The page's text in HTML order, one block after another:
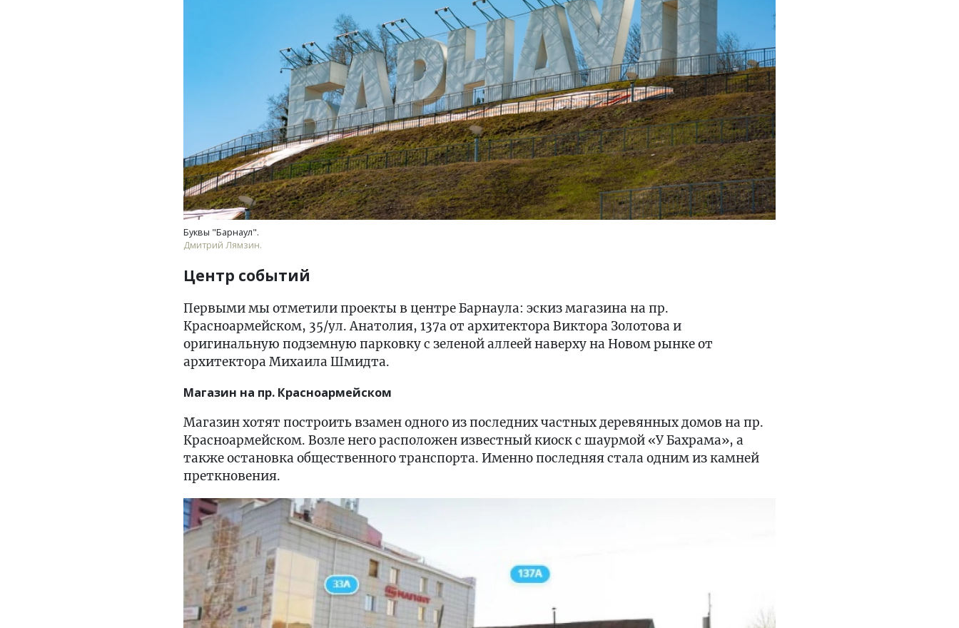
Буквы "Барнаул".
Дмитрий Лямзин.
Центр событий
Первыми мы отметили проекты в центре Барнаула: эскиз магазина на пр.
Красноармейском, 35/ул. Анатолия, 137а от архитектора Виктора Золотова и
оригинальную подземную парковку с зеленой аллеей наверху на Новом рынке от
архитектора Михаила Шмидта.
Магазин на пр. Красноармейском
Магазин хотят построить взамен одного из последних частных деревянных домов на пр.
Красноармейском. Возле него расположен известный киоск с шаурмой «У Бахрама», а
также остановка общественного транспорта. Именно последняя стала одним из камней
преткновения.